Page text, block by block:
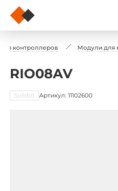
контроллеров Модули для
RIO08AV
Solidot Артикул: 11102600